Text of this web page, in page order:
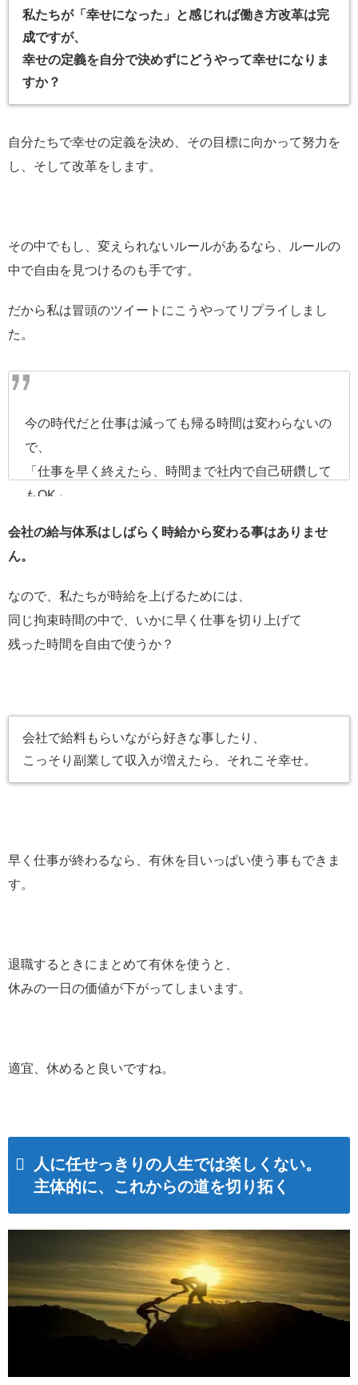
私たちが「幸せになった」と感じれば働き方改革は完
成ですが、
幸せの定義を自分で決めずにどうやって幸せになりま
すか？
自分たちで幸せの定義を決め、その目標に向かって努力を
し、そして改革をします。
その中でもし、変えられないルールがあるなら、ルールの
中で自由を見つけるのも手です。
だから私は冒頭のツイートにこうやってリプライしまし
た。
今の時代だと仕事は減っても帰る時間は変わらないの
で、
「仕事を早く終えたら、時間まで社内で自己研鑽して
もOK」
値が高まるかなって思います。
— TOMO🇨🇳もうすぐ中国で働く日本人🇯🇵
(@try_to921mo)2019年11月23日
会社の給与体系はしばらく時給から変わる事はありませ
ん。
なので、私たちが時給を上げるためには、
同じ拘束時間の中で、いかに早く仕事を切り上げて
残った時間を自由で使うか？
会社で給料もらいながら好きな事したり、
こっそり副業して収入が増えたら、それこそ幸せ。
早く仕事が終わるなら、有休を目いっぱい使う事もできま
す。
退職するときにまとめて有休を使うと、
休みの一日の価値が下がってしまいます。
適宜、休めると良いですね。
人に任せっきりの人生では楽しくない。
主体的に、これからの道を切り拓く